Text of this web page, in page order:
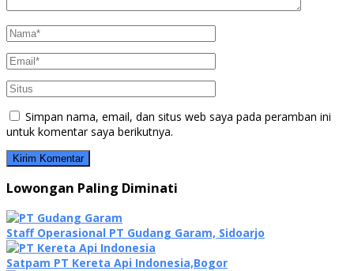
Simpan nama, email, dan situs web saya pada peramban ini
untuk komentar saya berikutnya.
Lowongan Paling Diminati
Staff Operasional PT Gudang Garam, Sidoarjo
Satpam PT Kereta Api Indonesia,Bogor